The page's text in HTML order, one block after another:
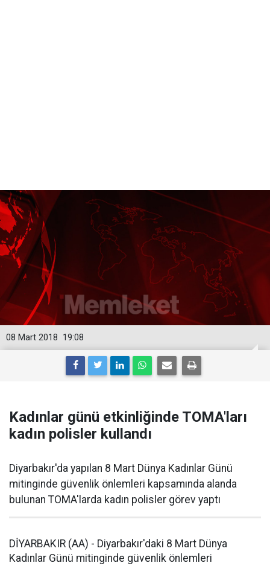
19:08
08 Mart 2018
Kadınlar günü etkinliğinde TOMA'ları
kadın polisler kullandı
Diyarbakır'da yapılan 8 Mart Dünya Kadınlar Günü
mitinginde güvenlik önlemleri kapsamında alanda
bulunan TOMA'larda kadın polisler görev yaptı
DİYARBAKIR (AA) - Diyarbakır'daki 8 Mart Dünya
Kadınlar Günü mitinginde güvenlik önlemleri